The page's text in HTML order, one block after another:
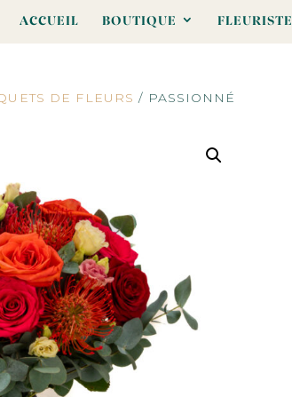
ACCUEIL BOUTIQUE FLEURISTE
DE FLEURS / PASSIONNÉ